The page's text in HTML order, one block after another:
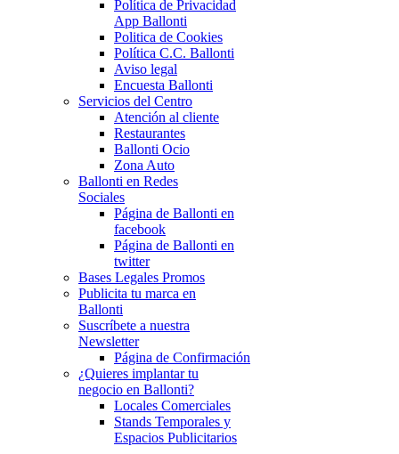
Política de Privacidad
App Ballonti
Politica de Cookies
Política C.C. Ballonti
Aviso legal
Encuesta Ballonti
Servicios del Centro
Atención al cliente
Restaurantes
Ballonti Ocio
Zona Auto
Ballonti en Redes
Sociales
Página de Ballonti en
facebook
Página de Ballonti en
twitter
Bases Legales Promos
Publicita tu marca en
Ballonti
Suscríbete a nuestra
Newsletter
Página de Confirmación
¿Quieres implantar tu
negocio en Ballonti?
Locales Comerciales
Stands Temporales y
Espacios Publicitarios